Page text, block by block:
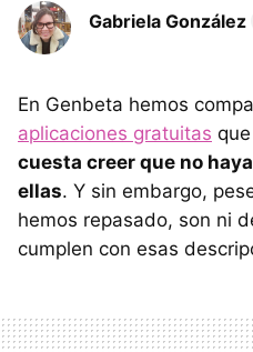
Gabriela González
En Genbeta hemos
aplicaciones gratuitas que
cuesta creer que no
ellas. Y sin embargo,
hemos repasado, son ni
cumplen con esas